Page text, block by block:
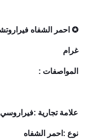
غرام
المواصفات :
علامة تجارية :فيراروسي
نوع :احمر الشفاه